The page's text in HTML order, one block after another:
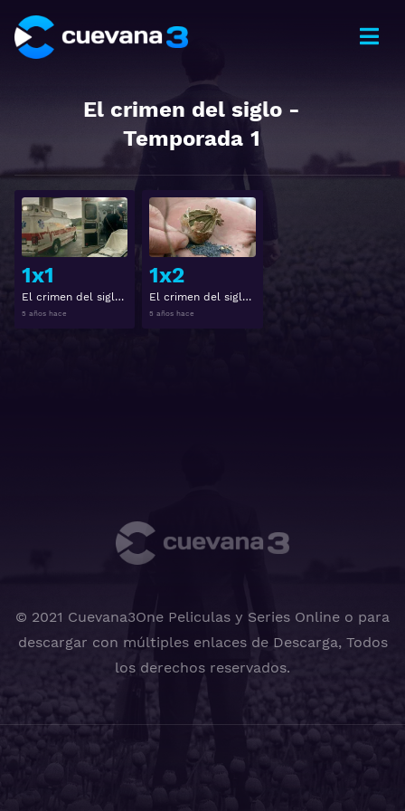
El crimen del siglo -
Temporada 1
1x1
El crimen del siglo 1x1
5 años hace
Ver
1x2
El crimen del siglo 1x2
5 años hace
© 2021 Cuevana3One Peliculas y Series Online o para
descargar con múltiples enlaces de Descarga, Todos
los derechos reservados.